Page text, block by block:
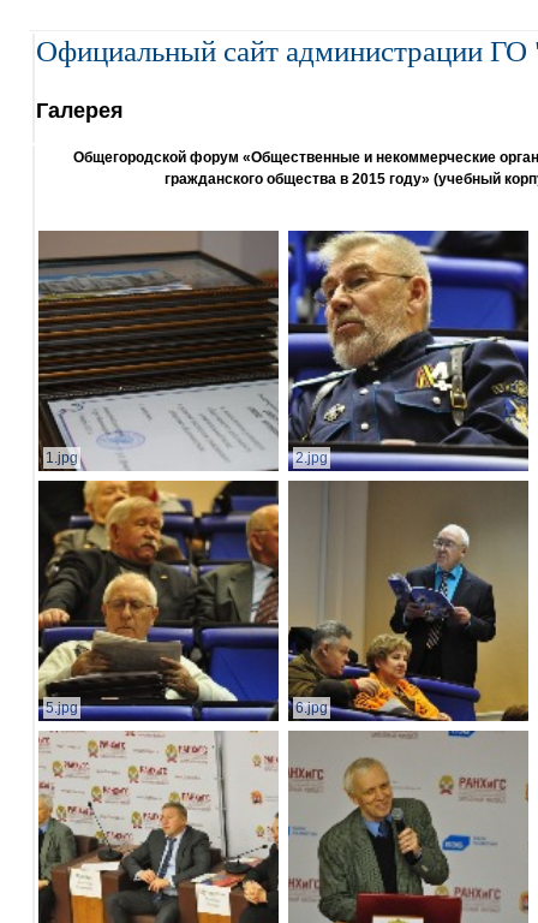
Официальный сайт администрации ГО
Галерея
Общегородской форум «Общественные и некоммерческие
гражданского общества в 2015 году» (учебный
1.jpg 2.jpg
5.jpg 6.jpg